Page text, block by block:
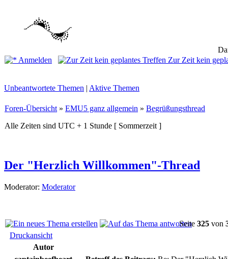
Anmelden
Zur Zeit kein
Unbeantwortete Themen | Aktive Themen
Foren-Übersicht » EMU5 ganz allgemein » Begrüßungsthread
Alle Zeiten sind UTC + 1 Stunde [ Sommerzeit ]
Der "Herzlich Willkommen"-Thread
Moderator: Moderator
Seite 325 von
Druckansicht
Autor